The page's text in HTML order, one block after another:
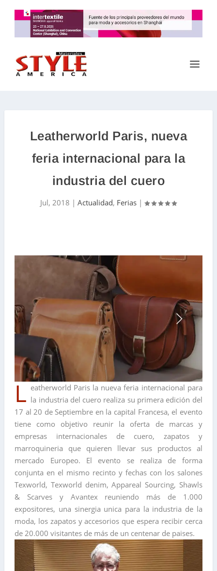
Leatherworld Paris, nueva
feria internacional para la
industria del cuero
Jul, 2018 |Actualidad, Ferias |
L eatherworld Paris la nueva feria internacional para
la industria del cuero realiza su primera edición del
17 al 20 de Septiembre en la capital Francesa, el evento
tiene como objetivo reunir la oferta de marcas y
empresas internacionales de cuero, zapatos y
marroquineria que quieren llevar sus productos al
mercado Europeo. El evento se realiza de forma
conjunta en el mismo recinto y fechas con los salones
Texworld, Texworld denim, Appareal Sourcing, Shawls
& Scarves y Avantex reuniendo más de 1.000
expositores, una sinergia unica para la industria de la
moda, los zapatos y accesorios que espera recibir cerca
de 20.000 visitantes de más de un centenar de paises.